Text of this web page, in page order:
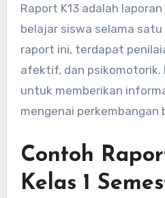
Raport K13 adalah
belajar siswa selama satu
raport ini, terdapat
afektif, dan psikomotorik.
untuk memberikan
mengenai perkembangan
Contoh
Kelas 1